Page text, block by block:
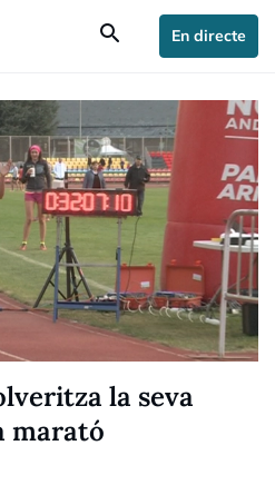
search En directe
la seva
marató